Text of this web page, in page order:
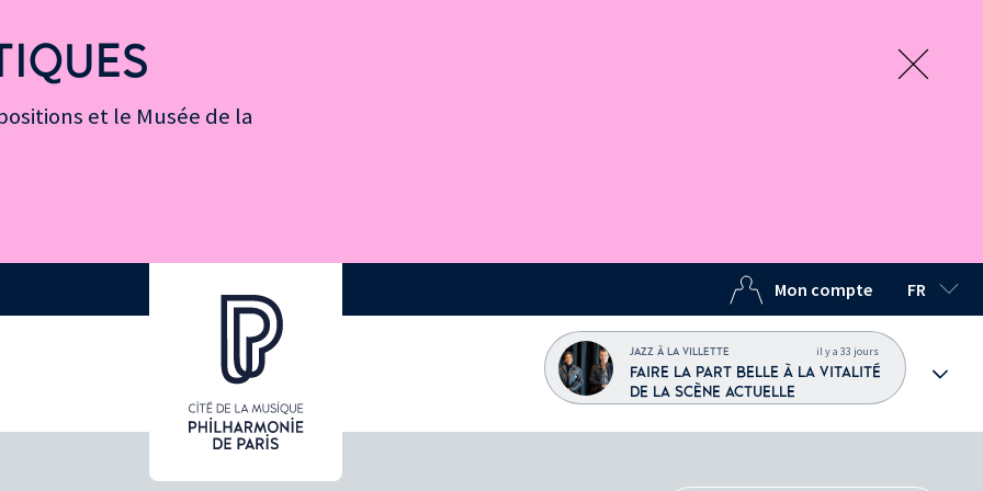
et le Musée de la
Mon compte FR
LANGUE
JAZZ À LA VILLETTE il y a 33 jours
FAIRE LA PART BELLE À LA VITALITÉ
DE LA SCÈNE ACTUELLE